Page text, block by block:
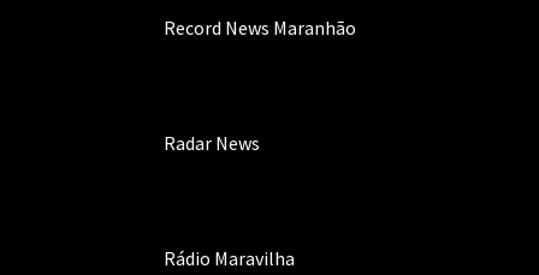
Record News Maranhão
Radar News
Rádio Maravilha